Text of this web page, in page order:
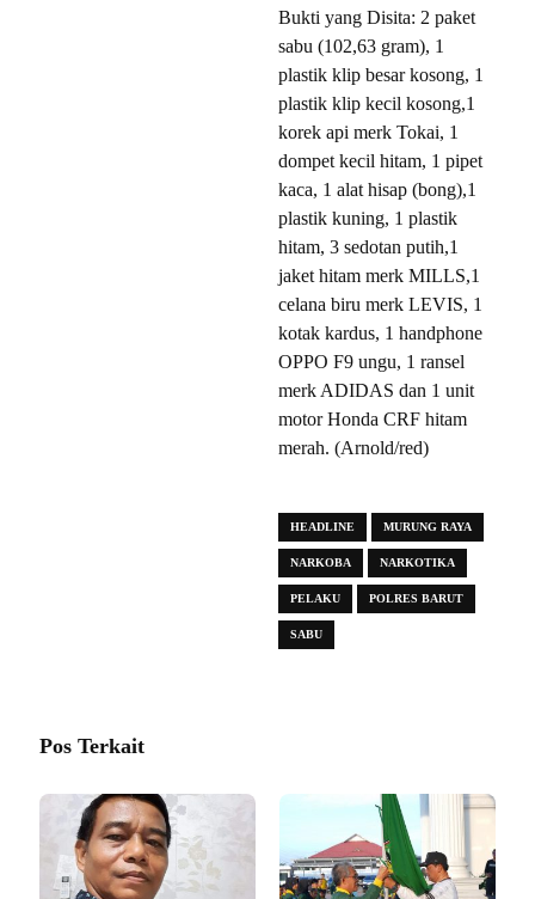
Bukti yang Disita: 2 paket
sabu (102,63 gram), 1
plastik klip besar kosong, 1
plastik klip kecil kosong,1
korek api merk Tokai, 1
dompet kecil hitam, 1 pipet
kaca, 1 alat hisap (bong),1
plastik kuning, 1 plastik
hitam, 3 sedotan putih,1
jaket hitam merk MILLS,1
celana biru merk LEVIS, 1
kotak kardus, 1 handphone
OPPO F9 ungu, 1 ransel
merk ADIDAS dan 1 unit
motor Honda CRF hitam
merah. (Arnold/red)
HEADLINE MURUNG RAYA
NARKOBA NARKOTIKA
PELAKU POLRES BARUT
SABU
Pos Terkait